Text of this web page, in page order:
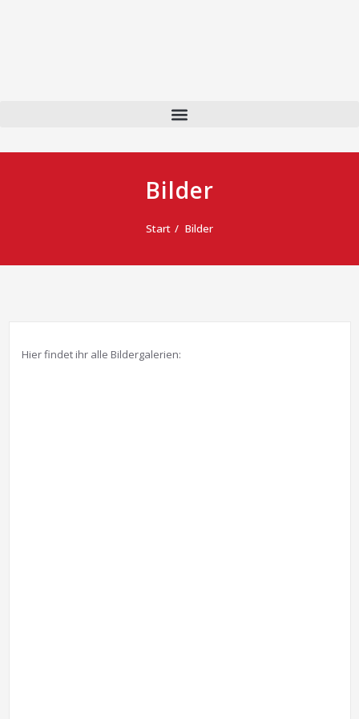
Bilder
Start Bilder
Hier findet ihr alle Bildergalerien: